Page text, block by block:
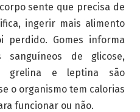
sente que precisa de
ingerir mais alimento
perdido. Gomes informa
de glicose,
grelina e leptina são
o organismo tem calorias
funcionar ou não.